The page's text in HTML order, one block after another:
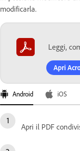
modificarla.
Leggi,
Apri
Android iOS
Apri il PDF